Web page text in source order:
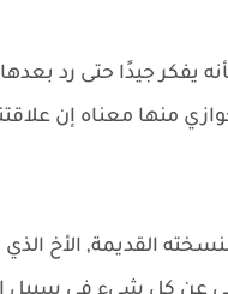
يفكر جيدًا حتى رد
منها معناه إن
القديمة, الأخ